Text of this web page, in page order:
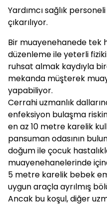
Yardımcı sağlık
çıkarılıyor.
Bir muayenehanede tek
düzenleme ile yeterli fiziki
ruhsat almak kaydıyla
mekanda müşterek
yapabiliyor.
Cerrahi uzmanlık
enfeksiyon bulaşma
en az 10 metre karelik
pansuman odasının
doğum ile çocuk
muayenehanelerinde
5 metre karelik bebek
uygun araçla ayrılmış
Ancak bu koşul, diğer